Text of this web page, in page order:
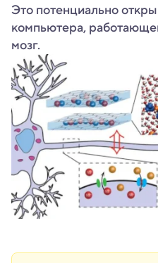
Это потенциально
компьютера,
мозг.